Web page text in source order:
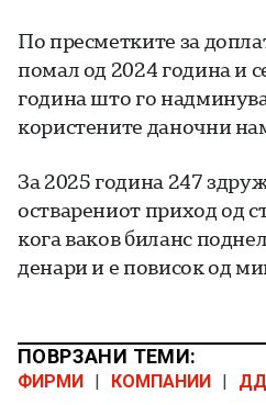
По пресметките за
помал од 2024 година и
година што го
користените даночни
За 2025 година 247
остварениот приход од
кога ваков биланс
денари и е повисок од
ПОВРЗАНИ ТЕМИ:
ФИРМИ | КОМПАНИИ |